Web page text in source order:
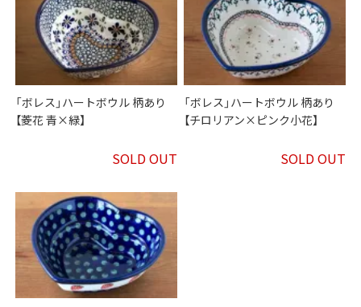
「ボレス」ハートボウル 柄あり
【菱花 青×緑】
SOLD OUT
「ボレス」ハートボウル 柄あり
【チロリアン×ピンク小花】
SOLD OUT